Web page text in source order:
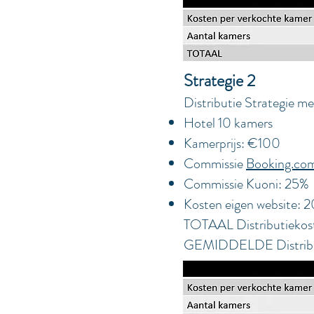
Strategie 2
Distributie Strategie
Hotel 10 kamers
Kamerprijs: €100
Commissie
Commissie Kuoni: 25%
Kosten eigen website:
TOTAAL
GEMIDDELDE